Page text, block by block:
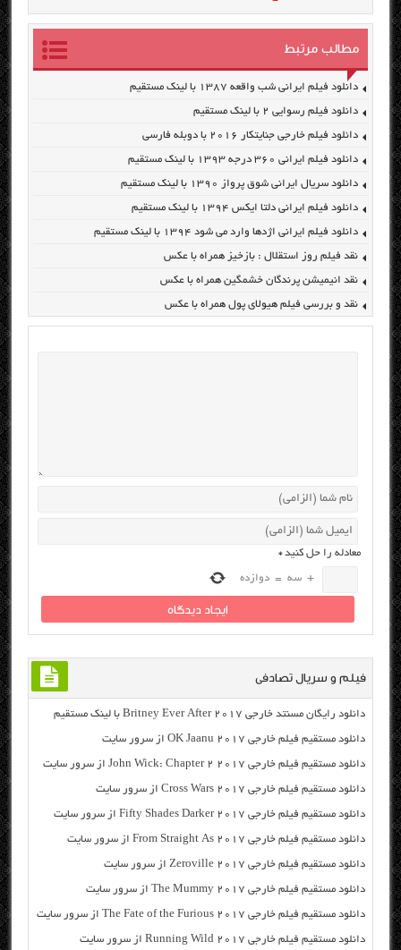
مطالب مرتبط
دانلود فیلم ایرانی شب واقعه ۱۳۸۷ با لینک مستقیم
دانلود فیلم رسوایی ۲ با لینک مستقیم
دانلود فیلم خارجی جنایتکار ۲۰۱۶ با دوبله فارسی
دانلود فیلم ایرانی ۳۶۰ درجه ۱۳۹۳ با لینک مستقیم
دانلود سریال ایرانی شوق پرواز ۱۳۹۰ با لینک مستقیم
دانلود فیلم ایرانی دلتا ایکس ۱۳۹۴ با لینک مستقیم
دانلود فیلم ایرانی اژدها وارد می شود ۱۳۹۴ با لینک مستقیم
نقد فیلم روز استقلال : بازخیز همراه با عکس
نقد انیمیشن پرندگان خشمگین همراه با عکس
نقد و بررسی فیلم هیولای پول همراه با عکس
معادله را حل کنید*
+ سه = دوازده
فیلم و سریال تصادفی
دانلود رایگان مسنتد خارجی Britney Ever After 2017 با لینک مستقیم
دانلود مستقیم فیلم خارجی OK Jaanu 2017 از سرور سایت
دانلود مستقیم فیلم خارجی John Wick: Chapter 2 2017 از سرور سایت
دانلود مستقیم فیلم خارجی Cross Wars 2017 از سرور سایت
دانلود مستقیم فیلم خارجی Fifty Shades Darker 2017 از سرور سایت
دانلود مستقیم فیلم خارجی From Straight As 2017 از سرور سایت
دانلود مستقیم فیلم خارجی Zeroville 2017 از سرور سایت
دانلود مستقیم فیلم خارجی The Mummy 2017 از سرور سایت
دانلود مستقیم فیلم خارجی The Fate of the Furious 2017 از سرور سایت
دانلود مستقیم فیلم خارجی Running Wild 2017 از سرور سایت